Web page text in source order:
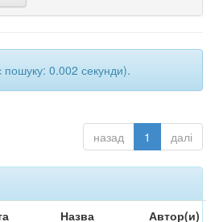
пошуку: 0.002 секунди).
назад 1 далі
Назва Автор(и)